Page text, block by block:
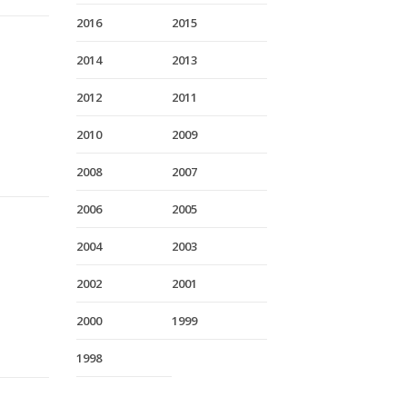
2016 2015
2014 2013
2012 2011
2010 2009
2008 2007
2006 2005
2004 2003
2002 2001
2000 1999
1998